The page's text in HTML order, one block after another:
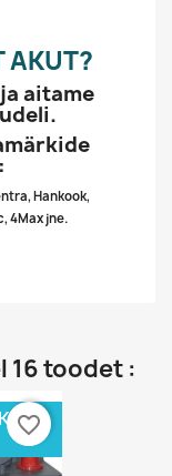
AKUT?
aitame
Hankook,
4Max jne.
16 toodet :
favorite_border